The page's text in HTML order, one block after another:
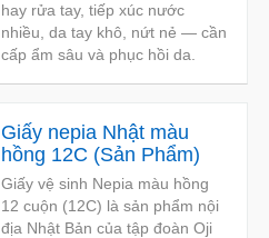
hay rửa tay, tiếp xúc nước
nhiều, da tay khô, nứt nẻ — cần
cấp ẩm sâu và phục hồi da.
Giấy nepia Nhật màu
hồng 12C (Sản Phẩm)
Giấy vệ sinh Nepia màu hồng
12 cuộn (12C) là sản phẩm nội
địa Nhật Bản của tập đoàn Oji